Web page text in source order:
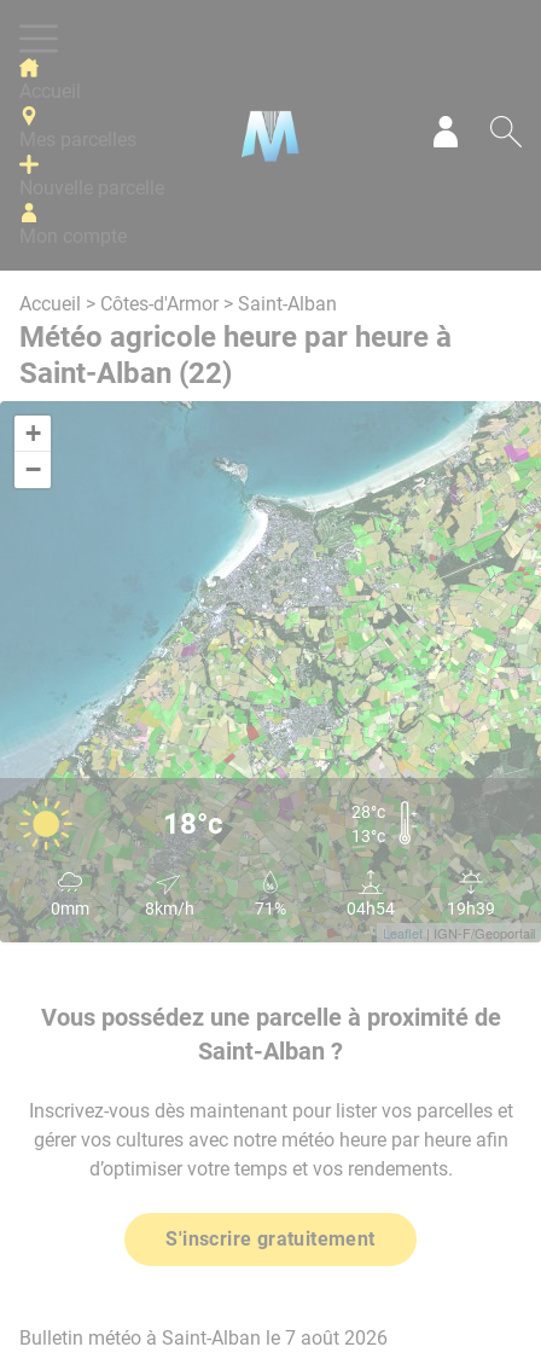
Accueil > Côtes-d'Armor > Saint-Alban
Météo agricole heure par heure à
Saint-Alban (22)
+
−
Leaflet | IGN-F/Geoportail
18°c
28°c
13°c
0mm 8km/h 71% 04h54 19h39
Vous possédez une parcelle à proximité de
Saint-Alban ?
Inscrivez-vous dès maintenant pour lister vos parcelles et
gérer vos cultures avec notre météo heure par heure afin
d’optimiser votre temps et vos rendements.
S'inscrire gratuitement
Bulletin météo à Saint-Alban le 7 août 2026